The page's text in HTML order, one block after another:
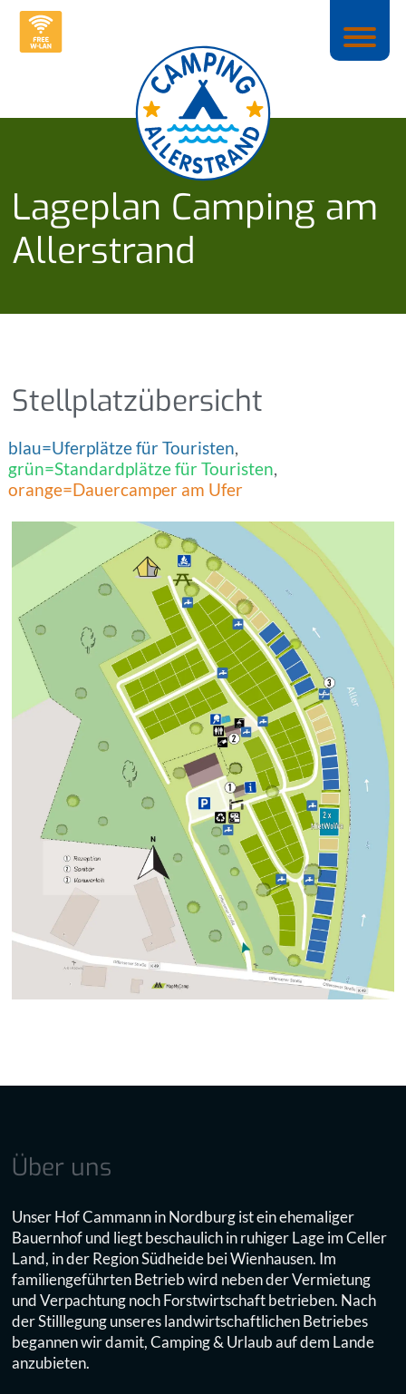
Lageplan Camping am
Allerstrand
Stellplatzübersicht
blau=Uferplätze für Touristen,
grün=Standardplätze für Touristen,
orange=Dauercamper am Ufer
Über uns
Unser Hof Cammann in Nordburg ist ein ehemaliger
Bauernhof und liegt beschaulich in ruhiger Lage im Celler
Land, in der Region Südheide bei Wienhausen. Im
familiengeführten Betrieb wird neben der Vermietung
und Verpachtung noch Forstwirtschaft betrieben. Nach
der Stilllegung unseres landwirtschaftlichen Betriebes
begannen wir damit, Camping & Urlaub auf dem Lande
anzubieten.